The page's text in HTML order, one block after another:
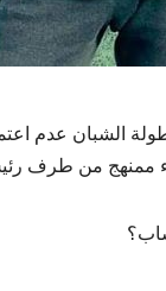
الشبان عدم
من طرف